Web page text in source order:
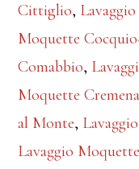
Cittiglio,
Moquette
Comabbio,
Moquette
al Monte,
Lavaggio